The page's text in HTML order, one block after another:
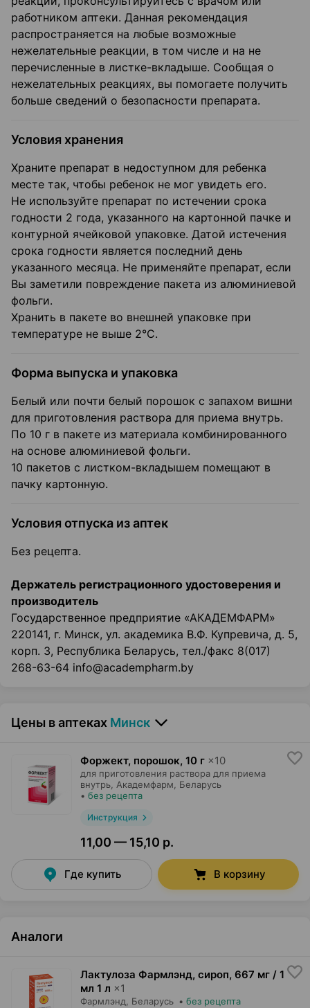
работником аптеки. Данная рекомендация
распространяется на любые возможные
нежелательные реакции, в том числе и на не
перечисленные в листке-вкладыше. Сообщая о
нежелательных реакциях, вы помогаете получить
больше сведений о безопасности препарата.
Условия хранения
Храните препарат в недоступном для ребенка
месте так, чтобы ребенок не мог увидеть его.
Не используйте препарат по истечении срока
годности 2 года, указанного на картонной пачке и
контурной ячейковой упаковке. Датой истечения
срока годности является последний день
указанного месяца. Не применяйте препарат, если
Вы заметили повреждение пакета из алюминиевой
фольги.
Хранить в пакете во внешней упаковке при
температуре не выше 2°С.
Форма выпуска и упаковка
Белый или почти белый порошок с запахом вишни
для приготовления раствора для приема внутрь.
По 10 г в пакете из материала комбинированного
на основе алюминиевой фольги.
10 пакетов с листком-вкладышем помещают в
пачку картонную.
Условия отпуска из аптек
Без рецепта.
Держатель регистрационного удостоверения и
производитель
Государственное предприятие «АКАДЕМФАРМ»
220141, г. Минск, ул. академика В.Ф. Купревича, д. 5,
корп. 3, Республика Беларусь, тел./факс 8(017)
268-63-64 info@academpharm.by
Цены в аптеках Минск
Форжект, порошок, 10 г ×10
для приготовления раствора для приема
внутрь, Академфарм, Беларусь
• без рецепта
Инструкция
11,00 — 15,10 р.
Где купить В корзину
Аналоги
Лактулоза Фармлэнд, сироп, 667 мг / 1
мл 1 л ×1
Фармлэнд, Беларусь • без рецепта